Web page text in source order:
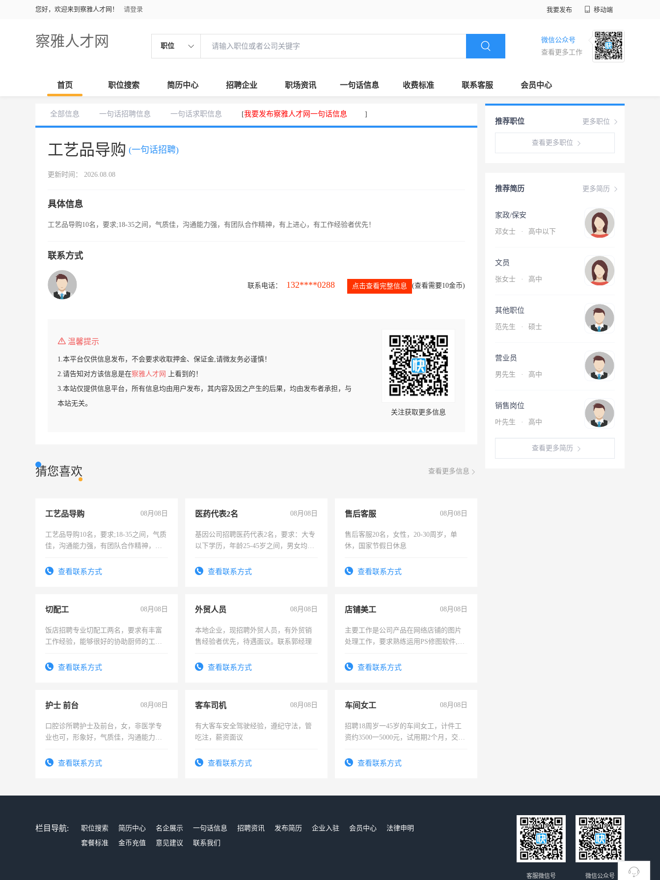
您好，欢迎来到察雅人才网！ 请登录 我要发布 移动端
察雅人才网 职位
微信公众号
查看更多工作
首页 职位搜索 简历中心 招聘企业 职场资讯 一句话信息 收费标准 联系客服 会员中心
全部信息 一句话招聘信息 一句话求职信息 [我要发布察雅人才网一句话信息 ]
工艺品导购 (一句话招聘)
更新时间： 2026.08.08
具体信息
工艺品导购10名，要求;18-35之间，气质佳，沟通能力强，有团队合作精神，有上进心，有工作经验者优先！
联系方式
联系电话： 132****0288 点击查看完整信息 (查看需要10金币)
温馨提示
1.本平台仅供信息发布，不会要求收取押金、保证金,请微友务必谨慎！
2.请告知对方该信息是在察雅人才网
上看到的！
3.本站仅提供信息平台，所有信息均由用户发布，其内容及因之产生的后果，均由发布者承担，与
本站无关。
关注获取更多信息
猜您喜欢 查看更多信息
工艺品导购 08月08日
工艺品导购10名，要求;18-35之间，气质
佳，沟通能力强，有团队合作精神，有
查看联系方式
医药代表2名 08月08日
基因公司招聘医药代表2名，要求：大专
以下学历，年龄25-45岁之间，男女均
表或者有医学资质的优先，底薪+绩效，
查看联系方式
售后客服 08月08日
售后客服20名，女性，20-30周岁，单
休，国家节假日休息
查看联系方式
切配工 08月08日
饭店招聘专业切配工两名，要求有丰富
工作经验，能够很好的协助厨师的工
4500。查看联系方式
外贸人员 08月08日
本地企业，现招聘外贸人员，有外贸销
售经验者优先，待遇面议。联系郭经理
查看联系方式
店铺美工 08月08日
主要工作是公司产品在网络店铺的图片
处理工作，要求熟练运用PS修图软件,工
查看联系方式
护士 前台 08月08日
口腔诊所聘护士及前台，女，非医学专
业也可，形象好，气质佳，沟通能力
查看联系方式
客车司机 08月08日
有大客车安全驾驶经验，遵纪守法，管
吃注，薪资面议
查看联系方式
车间女工 08月08日
招聘18周岁一45岁的车间女工，计件工
资约3500一5000元，试用期2个月，交五
查看联系方式
更多职位
推荐职位
查看更多职位
更多简历
推荐简历
家政/保安
邓女士 · 高中以下
文员
张女士 · 高中
其他职位
范先生 · 硕士
营业员
男先生 · 高中
销售岗位
叶先生 · 高中
查看更多简历
栏目导航: 职位搜索 简历中心 名企展示 一句话信息 招聘资讯 发布简历 企业入驻 会员中心
法律申明
套餐标准
金币充值 意见建议 联系我们
微信公众号
客服微信号